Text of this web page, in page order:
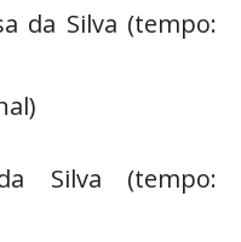
da Silva (tempo:
Silva (tempo: